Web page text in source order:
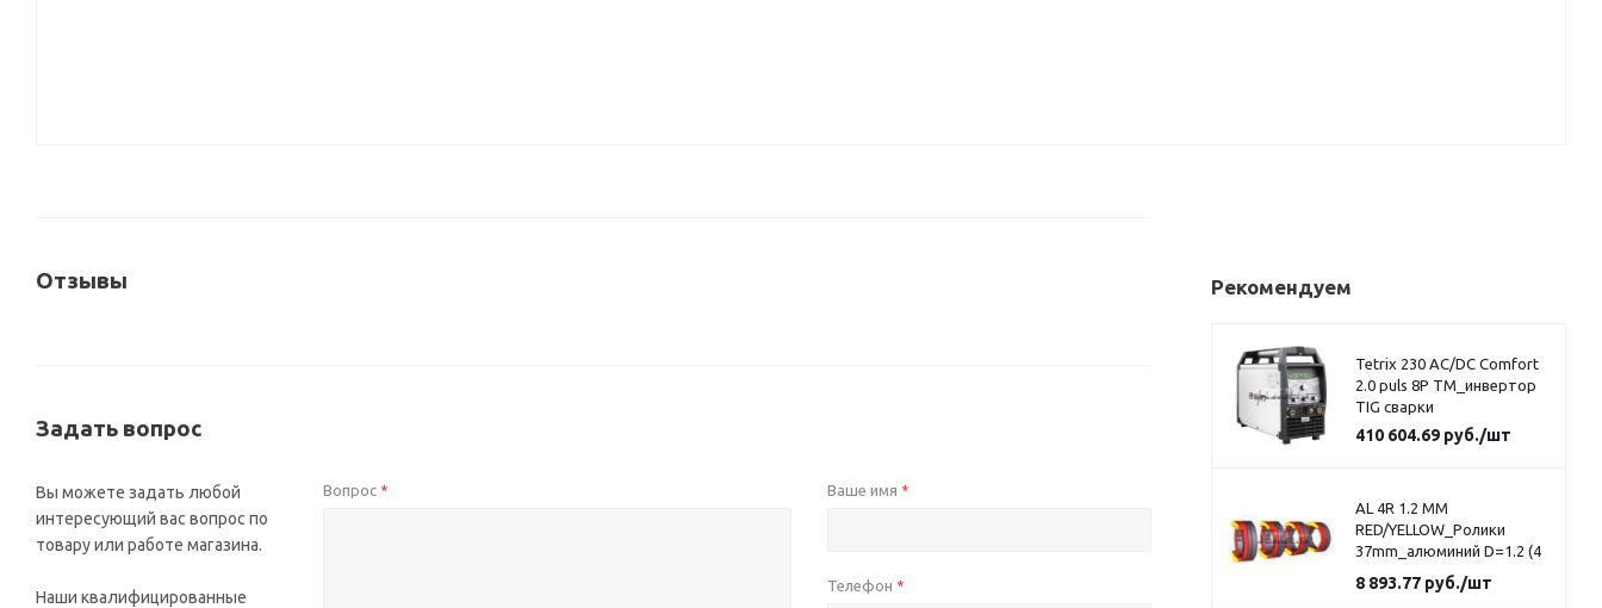
Отзывы
Задать вопрос
Вы можете задать любой
интересующий вас вопрос по
товару или работе магазина.
Наши квалифицированные
Вопрос * Ваше имя *
Телефон *
Рекомендуем
Tetrix 230 AC/DC Comfort
2.0 puls 8P TM_инвертор
TIG сварки
410 604.69руб./шт
AL 4R 1.2 MM
RED/YELLOW_Ролики
37mm_алюминий D=1.2 (4
шт)_красно-желтая
маркировка_U канавка
8 893.77руб./шт